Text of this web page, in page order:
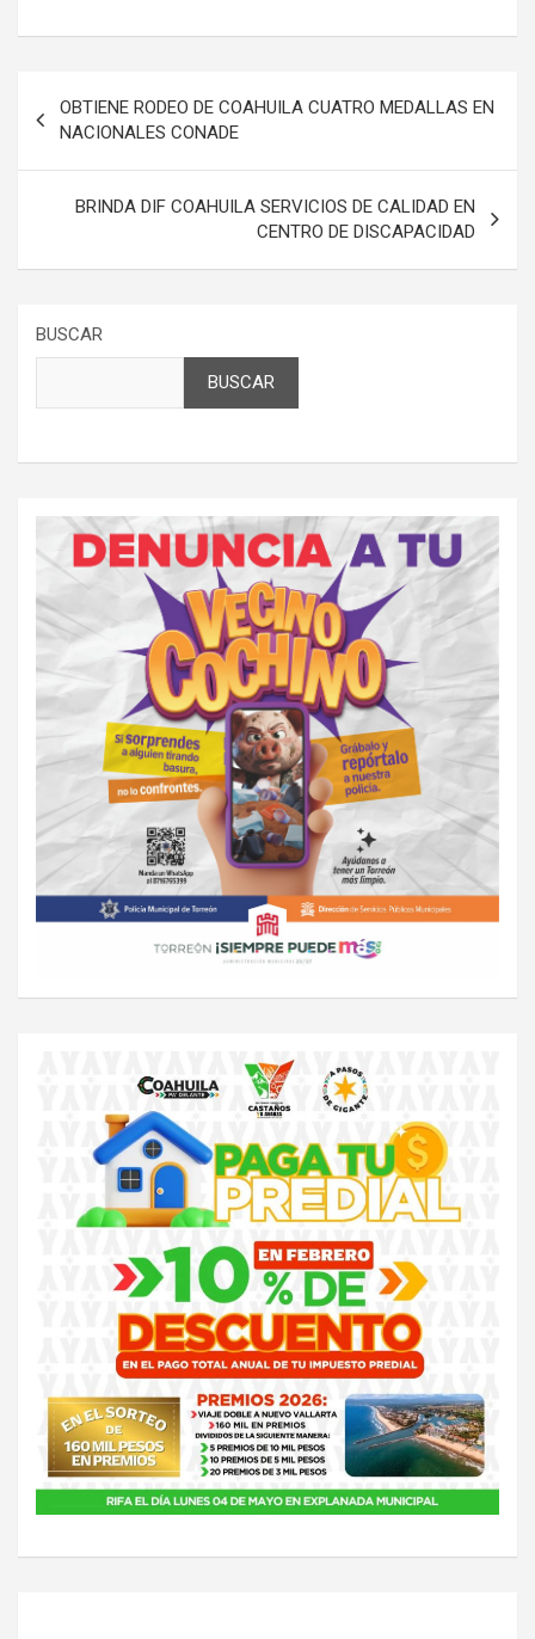
de
entradas
OBTIENE RODEO DE COAHUILA CUATRO MEDALLAS EN
NACIONALES CONADE
BRINDA DIF COAHUILA SERVICIOS DE CALIDAD EN
CENTRO DE DISCAPACIDAD
BUSCAR
BUSCAR